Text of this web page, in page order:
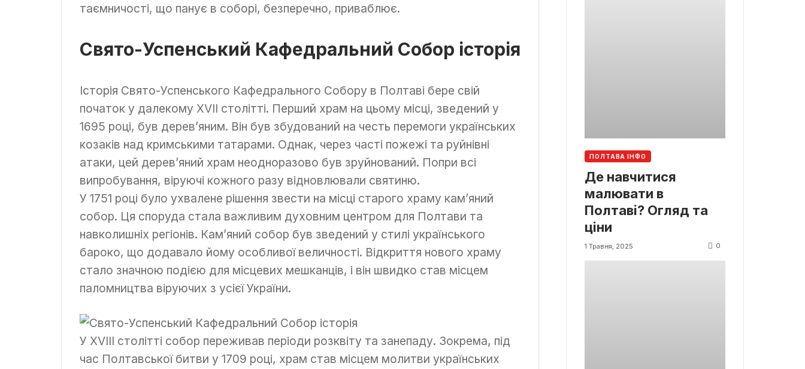
таємничості, що панує в соборі, безперечно, приваблює.
Свято-Успенський Кафедральний Собор історія
Історія Свято-Успенського Кафедрального Собору в Полтаві бере свій
початок у далекому XVII столітті. Перший храм на цьому місці, зведений у
1695 році, був дерев’яним. Він був збудований на честь перемоги українських
козаків над кримськими татарами. Однак, через часті пожежі та руйнівні
атаки, цей дерев’яний храм неодноразово був зруйнований. Попри всі
випробування, віруючі кожного разу відновлювали святиню.
У 1751 році було ухвалене рішення звести на місці старого храму кам’яний
собор. Ця споруда стала важливим духовним центром для Полтави та
навколишніх регіонів. Кам’яний собор був зведений у стилі українського
бароко, що додавало йому особливої величності. Відкриття нового храму
стало значною подією для місцевих мешканців, і він швидко став місцем
паломництва віруючих з усієї України.
У XVIII столітті собор переживав періоди розквіту та занепаду. Зокрема, під
час Полтавської битви у 1709 році, храм став місцем молитви українських
ПОЛТАВА ІНФО
Де навчитися
малювати в
Полтаві? Огляд та
ціни
1 Травня, 2025 0